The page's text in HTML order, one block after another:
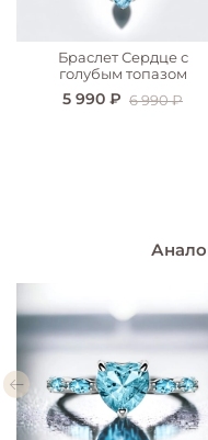
Браслет Сердце с
голубым топазом
5 990 ₽ 6 990 ₽